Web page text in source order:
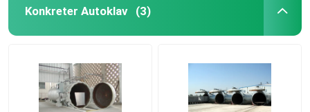
Konkreter Autoklav (3)